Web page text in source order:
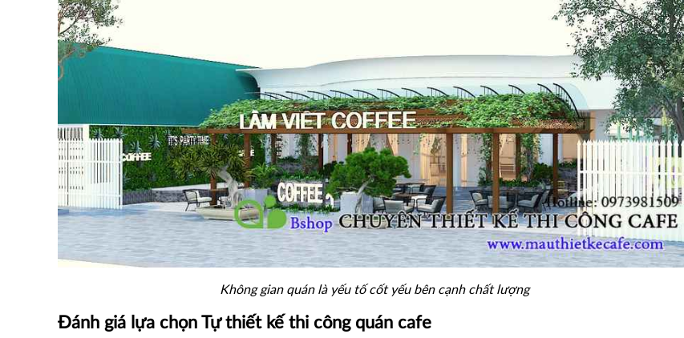
Không gian quán là yếu tố cốt yếu bên cạnh chất lượng
Đánh giá lựa chọn Tự thiết kế thi công quán cafe